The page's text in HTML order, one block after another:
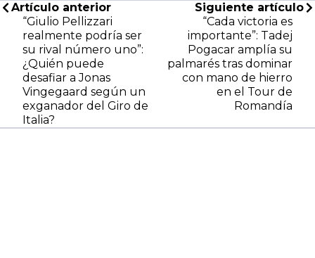
Artículo anterior
“Giulio Pellizzari
realmente podría ser
su rival número uno”:
¿Quién puede
desafiar a Jonas
Vingegaard según un
exganador del Giro de
Italia?
Siguiente artículo
“Cada victoria es
importante”: Tadej
Pogacar amplía su
palmarés tras dominar
con mano de hierro
en el Tour de
Romandía